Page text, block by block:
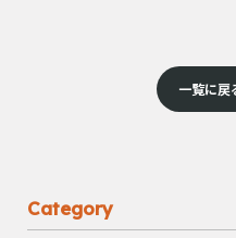
一覧に戻
Category